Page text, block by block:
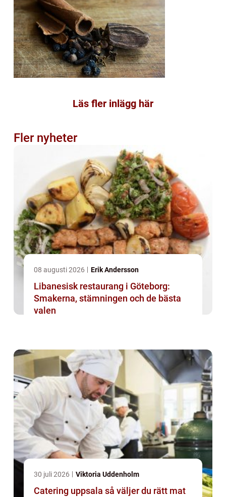
Läs fler inlägg här
Fler nyheter
08 augusti 2026 Erik Andersson
Libanesisk restaurang i Göteborg:
Smakerna, stämningen och de bästa
valen
30 juli 2026 Viktoria Uddenholm
Catering uppsala så väljer du rätt mat